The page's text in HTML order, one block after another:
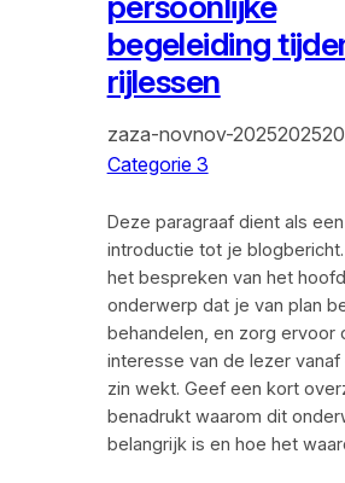
begeleiding
rijlessen
zaza-novnov-
Categorie 3
Deze paragraaf dient als een
introductie tot je
het bespreken van het
onderwerp dat je van plan
behandelen, en zorg ervoor
interesse van de lezer
zin wekt. Geef een kort
benadrukt waarom dit
belangrijk is en hoe het